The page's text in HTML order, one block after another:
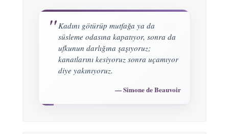
Kadını götürüp mutfağa ya da
süsleme odasına kapatıyor, sonra da
ufkunun darlığına şaşıyoruz;
kanatlarını kesiyoruz sonra uçamıyor
diye yakınıyoruz.
Simone de Beauvoir